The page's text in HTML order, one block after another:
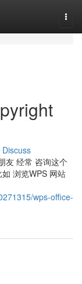
Discuss
友 经常 咨询这个
浏览WPS 网站
wps-office-